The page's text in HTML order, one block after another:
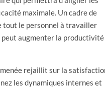
maximale. Un cadre de
tout le personnel à travailler
peut augmenter la
rejaillit sur la
les dynamiques internes et